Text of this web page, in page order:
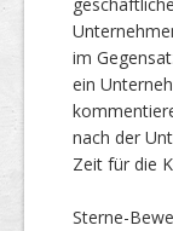
im
ein
nach der
Zeit für die
Sterne-